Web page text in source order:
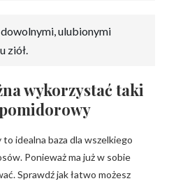
ulubionymi
ziół.
wykorzystać taki
idealna baza dla wszelkiego
Ponieważ ma już w sobie
Sprawdź jak łatwo możesz